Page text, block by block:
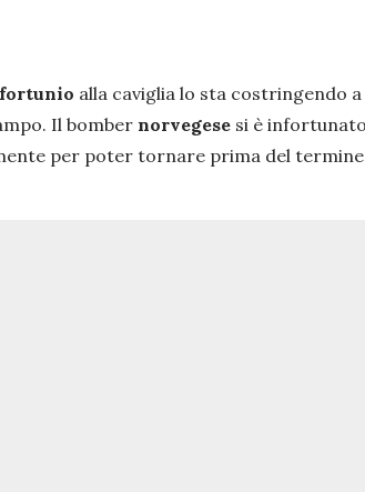
alla caviglia lo sta costringendo
Il bomber norvegese si è
per poter tornare prima del